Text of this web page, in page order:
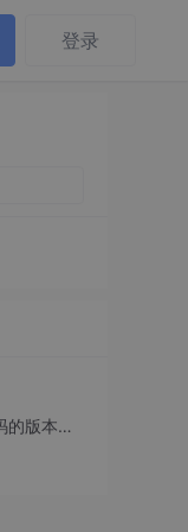
登录
二、不支持直接查看密码的版本，查看密码的步骤